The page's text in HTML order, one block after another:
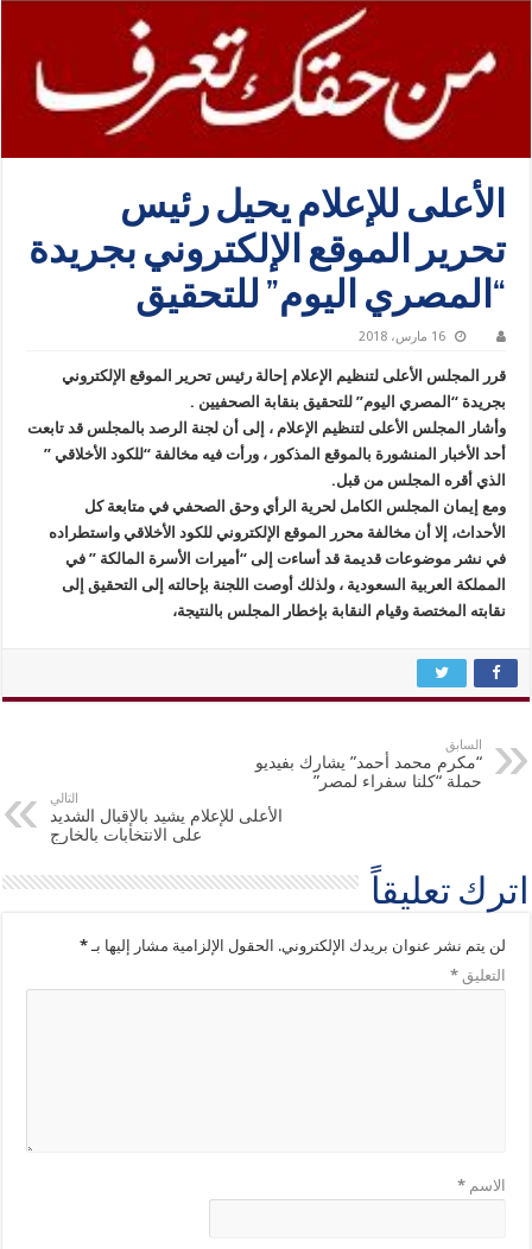
الأعلى للإعلام يحيل رئيس
تحرير الموقع الإلكتروني بجريدة
“المصري اليوم” للتحقيق
16 مارس، 2018
قرر المجلس الأعلى لتنظيم الإعلام إحالة رئيس تحرير الموقع الإلكتروني
بجريدة “المصري اليوم” للتحقيق بنقابة الصحفيين .
وأشار المجلس الأعلى لتنظيم الإعلام ، إلى أن لجنة الرصد بالمجلس قد تابعت
أحد الأخبار المنشورة بالموقع المذكور ، ورأت فيه مخالفة “للكود الأخلاقي ”
الذي أقره المجلس من قبل.
ومع إيمان المجلس الكامل لحرية الرأي وحق الصحفي في متابعة كل
الأحداث، إلا أن مخالفة محرر الموقع الإلكتروني للكود الأخلاقي واستطراده
في نشر موضوعات قديمة قد أساءت إلى “أميرات الأسرة المالكة ” في
المملكة العربية السعودية ، ولذلك أوصت اللجنة بإحالته إلى التحقيق إلى
نقابته المختصة وقيام النقابة بإخطار المجلس بالنتيجة،
السابق
“مكرم محمد أحمد” يشارك بفيديو
حملة “كلنا سفراء لمصر”
التالي
الأعلى للإعلام يشيد بالإقبال الشديد
على الانتخابات بالخارج
اترك تعليقاً
لن يتم نشر عنوان بريدك الإلكتروني. الحقول الإلزامية مشار إليها بـ*
التعليق*
الاسم*